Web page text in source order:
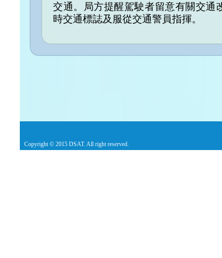
交通。局方提醒駕駛者留意有關交通
時交通標誌及服從交通警員指揮。
Copyright © 2015 DSAT. All right reserved.